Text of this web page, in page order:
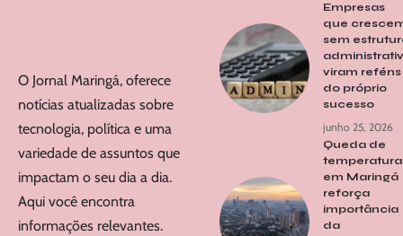
O Jornal Maringá, oferece
notícias atualizadas sobre
tecnologia, política e uma
variedade de assuntos que
impactam o seu dia a dia.
Aqui você encontra
informações relevantes.
Empresas
que
sem
viram reféns
do próprio
sucesso
junho 25, 2026
Queda de
temperatura
em Maringá
reforça
importância
da